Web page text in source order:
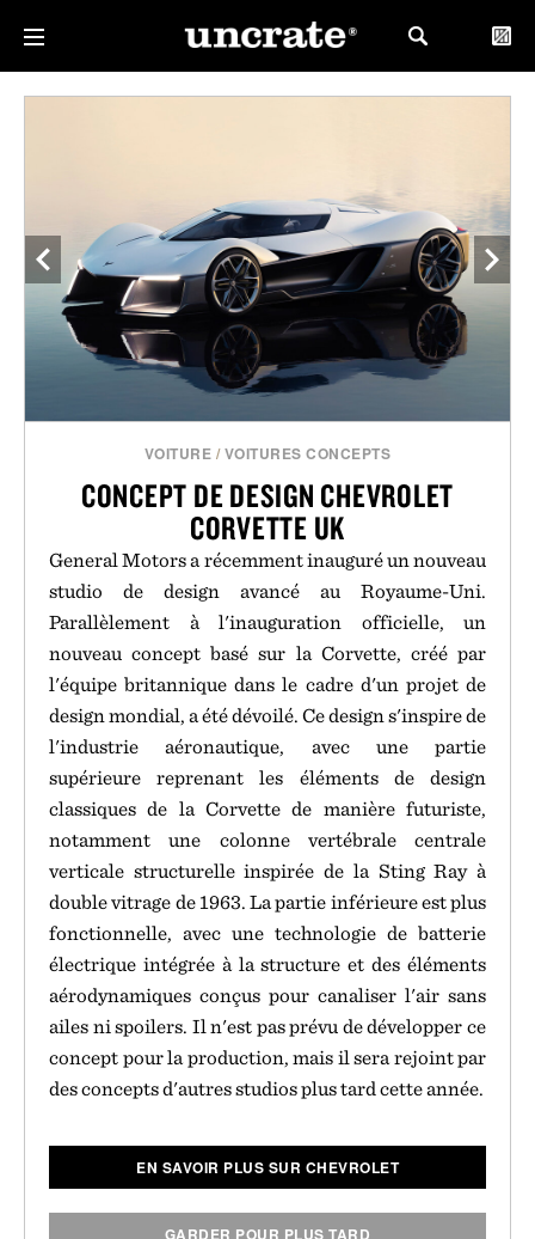
VOITURE / VOITURES CONCEPTS
CONCEPT DE DESIGN CHEVROLET
CORVETTE UK
General Motors a récemment inauguré un nouveau
studio de design avancé au Royaume-Uni.
Parallèlement à l'inauguration officielle, un
nouveau concept basé sur la Corvette, créé par
l'équipe britannique dans le cadre d'un projet de
design mondial, a été dévoilé. Ce design s'inspire de
l'industrie aéronautique, avec une partie
supérieure reprenant les éléments de design
classiques de la Corvette de manière futuriste,
notamment une colonne vertébrale centrale
verticale structurelle inspirée de la Sting Ray à
double vitrage de 1963. La partie inférieure est plus
fonctionnelle, avec une technologie de batterie
électrique intégrée à la structure et des éléments
aérodynamiques conçus pour canaliser l'air sans
ailes ni spoilers. Il n'est pas prévu de développer ce
concept pour la production, mais il sera rejoint par
des concepts d'autres studios plus tard cette année.
EN SAVOIR PLUS SUR CHEVROLET
GARDER POUR PLUS TARD